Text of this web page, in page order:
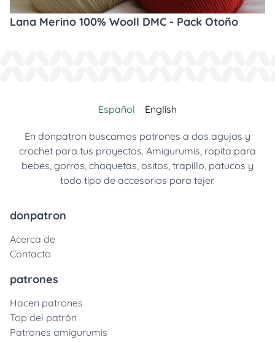
Lana Merino 100% Wooll DMC - Pack Otoño
Español English
En donpatron buscamos patrones a dos agujas y
crochet para tus proyectos. Amigurumis, ropita para
bebes, gorros, chaquetas, ositos, trapillo, patucos y
todo tipo de accesorios para tejer.
donpatron
Acerca de
Contacto
patrones
Hacen patrones
Top del patrón
Patrones amigurumis